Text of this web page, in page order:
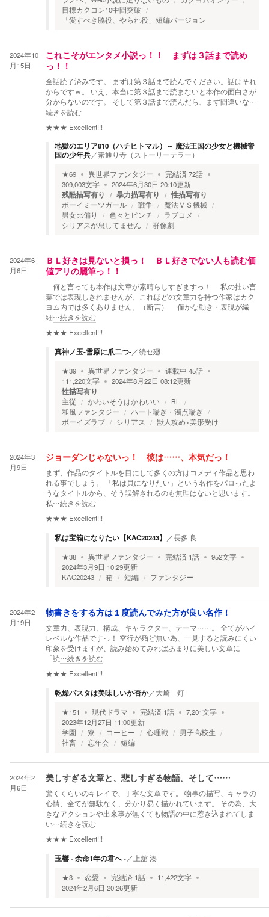
目標カクコン10中間突破
「愛すべき脇役、やられ役」短編バージョン
2024年10
月15日
これこそがエンタメ小説っ！！ まずは３話まで読め
っ！！
全話読了済みです。 まずは第３話まで読んでください。話はそれ
からですｗ。 いえ、本当に第３話まで読まないと本作の面白さが
分からないのです。 そして第３話まで読んだら、まず間違いな…
続きを読む
★★★ Excellent!!!
地獄のエリア810（ハチヒトマル）～ 魔法王国の少女と機械帝
国の少年兵／素通り寺（ストーリーテラー）
★69 異世界ファンタジー 完結済72話
309,003文字 2024年6月30日 20:10更新
残酷描写有り 暴力描写有り 性描写有り
ボーイミーツガール 戦争
魔法ＶＳ機械
男女比偏り
色々とピンチ
ラブコメ
シリアスが息してません
群像劇
2024年6
月6日
ＢＬ好きは見ないと損っ！ ＢＬ好きでない人も読む価
値アリの麗筆っ！！
何と言っても本作は文章が素晴らしすぎますっ！ 私の拙い言
葉では表現しきれませんが、これほどの文章力を持つ作家はカク
ヨム内では多くありません。（断言） 僅かな動き・表現が繊
細…続きを読む
★★★ Excellent!!!
真神ノ玉-雪原に爪二つ-／続セ廻
★39 異世界ファンタジー 連載中 45話
111,220文字 2024年8月22日 08:12更新
性描写有り
主従 かわいそうはかわいい
BL
和風ファンタジー
ハート喘ぎ・濁点喘ぎ
ボーイズラブ
シリアス 獣人攻め×美形受け
2024年3
月9日
ジョーダンじゃないっ！ 彼は……、本気だっ！
まず、作品のタイトルを目にして多くの方はコメディ作品と思わ
れる事でしょう。 「私は貝になりたい」という名作をパロったよ
うなタイトルから、そう誤解されるのも無理はないと思います。
私…続きを読む
★★★ Excellent!!!
私は宝箱になりたい【KAC20243】 ／長多 良
★38 異世界ファンタジー 完結済 1話 952文字
2024年3月9日 10:29更新
KAC20243
箱 短編 ファンタジー
2024年2
月19日
物書きをする方は１度読んでみた方が良い名作！
文章力、表現力、構成、キャラクター、テーマ……。 全てがハイ
レベルな作品ですっ！ 空行が殆ど無い為、一見すると読みにくい
印象を受けますが、読み始めてみればあまりに美しい文章に
「読…続きを読む
★★★ Excellent!!!
乾燥パスタは美味しいか否か／大崎 灯
★151 現代ドラマ 完結済 1話 7,201文字
2023年12月27日 11:00更新
学園
寮 コーヒー 心理戦
男子高校生
社畜
忘年会 短編
2024年2
月6日
美しすぎる文章と、悲しすぎる物語。そして……
驚くくらいのキレイで、丁寧な文章です。 物事の描写、キャラの
心情、全てが無駄なく、分かり易く描かれています。 その為、大
きなアクションや出来事が無くても物語の中に惹き込まれてしま
い…続きを読む
★★★ Excellent!!!
玉響 - 余命1年の君へ -／ 上舘 湊
★3 恋愛 完結済 1話 11,422文字
2024年2月6日 20:26更新